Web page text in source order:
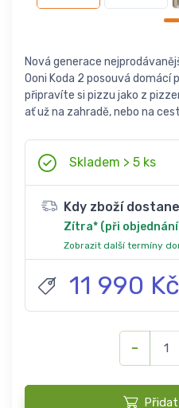
Nová generace
Ooni Koda 2 posouvá domácí
připravíte si pizzu jako z
ať už na zahradě, nebo na
Skladem > 5 ks
Kdy zboží
Zítra* (při objednání
Zobrazit další termíny
11 990 Kč
−